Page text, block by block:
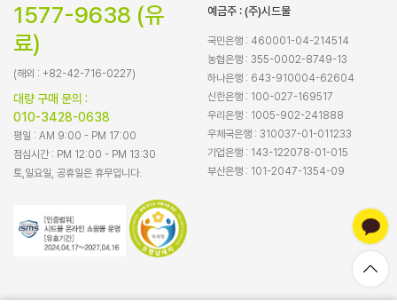
1577-9638 (유
료)
(해외 : +82-42-716-0227)
대량 구매 문의 :
010-3428-0638
평일 : AM 9:00 - PM 17:00
점심시간 : PM 12:00 - PM 13:30
토,일요일, 공휴일은 휴무입니다.
예금주 : (주)시드물
국민은행 : 460001-04-214514
농협은행 : 355-0002-8749-13
하나은행 : 643-910004-62604
신한은행 : 100-027-169517
우리은행 : 1005-902-241888
우체국은행 : 310037-01-011233
기업은행 : 143-122078-01-015
부산은행 : 101-2047-1354-09